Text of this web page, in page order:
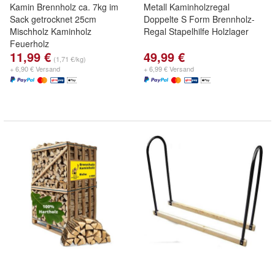
Kamin Brennholz ca. 7kg im
Sack getrocknet 25cm
Mischholz Kaminholz
Feuerholz
11,99 € (1,71 €/kg)
+ 6,90 € Versand
Metall Kaminholzregal
Doppelte S Form Brennholz-
Regal Stapelhilfe Holzlager
49,99 €
+ 6,99 € Versand